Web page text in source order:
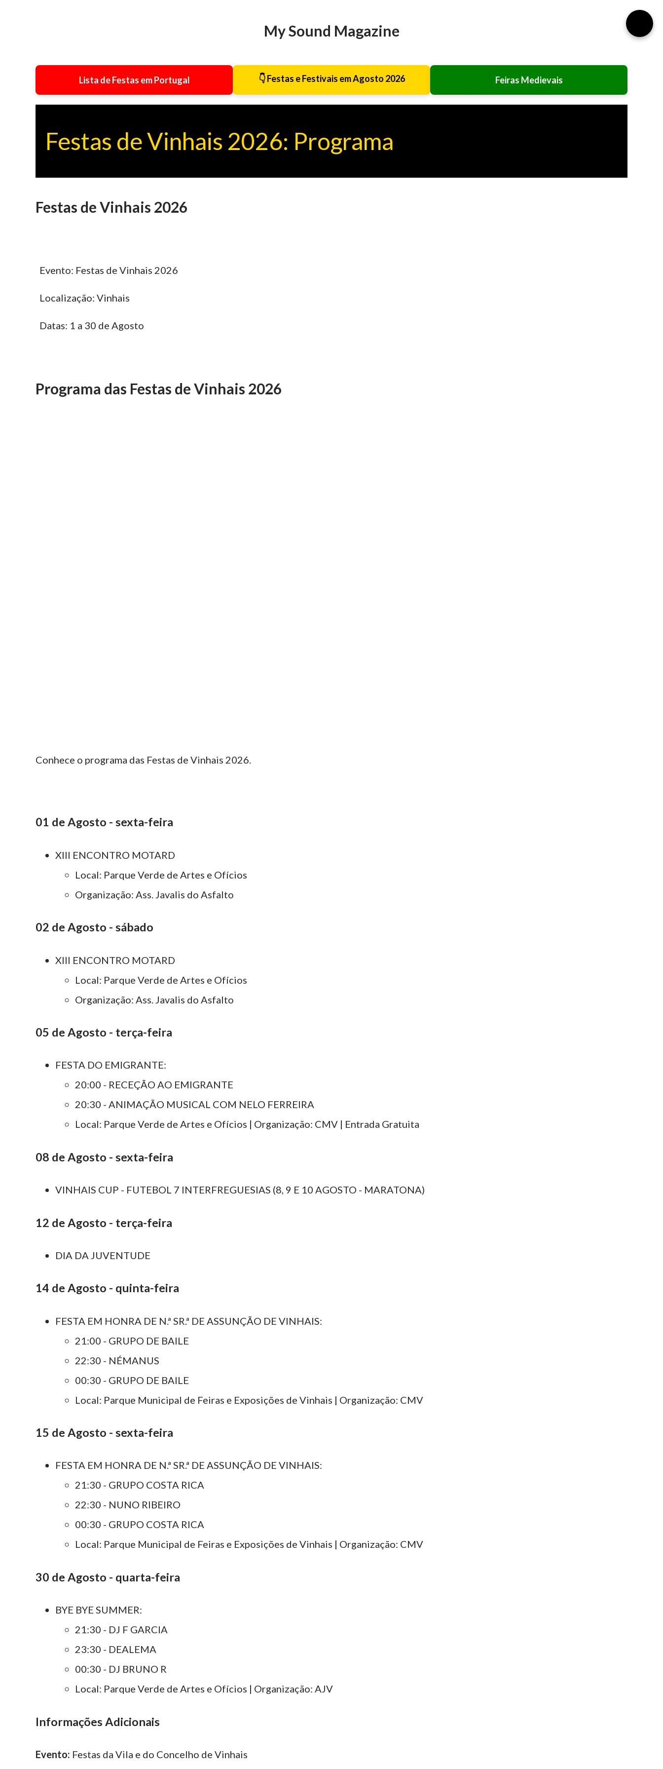
My Sound Magazine
Lista de Festas em Portugal 👇 Festas e Festivais em Agosto 2026 Feiras Medievais
Festas de Vinhais 2026: Programa
Festas de Vinhais 2026
Evento: Festas de Vinhais 2026
Localização: Vinhais
Datas: 1 a 30 de Agosto
Programa das Festas de Vinhais 2026
Conhece o programa das Festas de Vinhais 2026.
01 de Agosto - sexta-feira
XIII ENCONTRO MOTARD
Local: Parque Verde de Artes e Ofícios
Organização: Ass. Javalis do Asfalto
02 de Agosto - sábado
XIII ENCONTRO MOTARD
Local: Parque Verde de Artes e Ofícios
Organização: Ass. Javalis do Asfalto
05 de Agosto - terça-feira
FESTA DO EMIGRANTE:
20:00 - RECEÇÃO AO EMIGRANTE
20:30 - ANIMAÇÃO MUSICAL COM NELO FERREIRA
Local: Parque Verde de Artes e Ofícios | Organização: CMV | Entrada Gratuita
08 de Agosto - sexta-feira
VINHAIS CUP - FUTEBOL 7 INTERFREGUESIAS (8, 9 E 10 AGOSTO - MARATONA)
12 de Agosto - terça-feira
DIA DA JUVENTUDE
14 de Agosto - quinta-feira
FESTA EM HONRA DE N.ª SR.ª DE ASSUNÇÃO DE VINHAIS:
21:00 - GRUPO DE BAILE
22:30 - NÉMANUS
00:30 - GRUPO DE BAILE
Local: Parque Municipal de Feiras e Exposições de Vinhais | Organização: CMV
15 de Agosto - sexta-feira
FESTA EM HONRA DE N.ª SR.ª DE ASSUNÇÃO DE VINHAIS:
21:30 - GRUPO COSTA RICA
22:30 - NUNO RIBEIRO
00:30 - GRUPO COSTA RICA
Local: Parque Municipal de Feiras e Exposições de Vinhais | Organização: CMV
30 de Agosto - quarta-feira
BYE BYE SUMMER:
21:30 - DJ F GARCIA
23:30 - DEALEMA
00:30 - DJ BRUNO R
Local: Parque Verde de Artes e Ofícios | Organização: AJV
Informações Adicionais
Evento: Festas da Vila e do Concelho de Vinhais